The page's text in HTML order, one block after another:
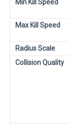
Min Kill Speed
Max Kill Speed
Radius Scale
Collision Quality